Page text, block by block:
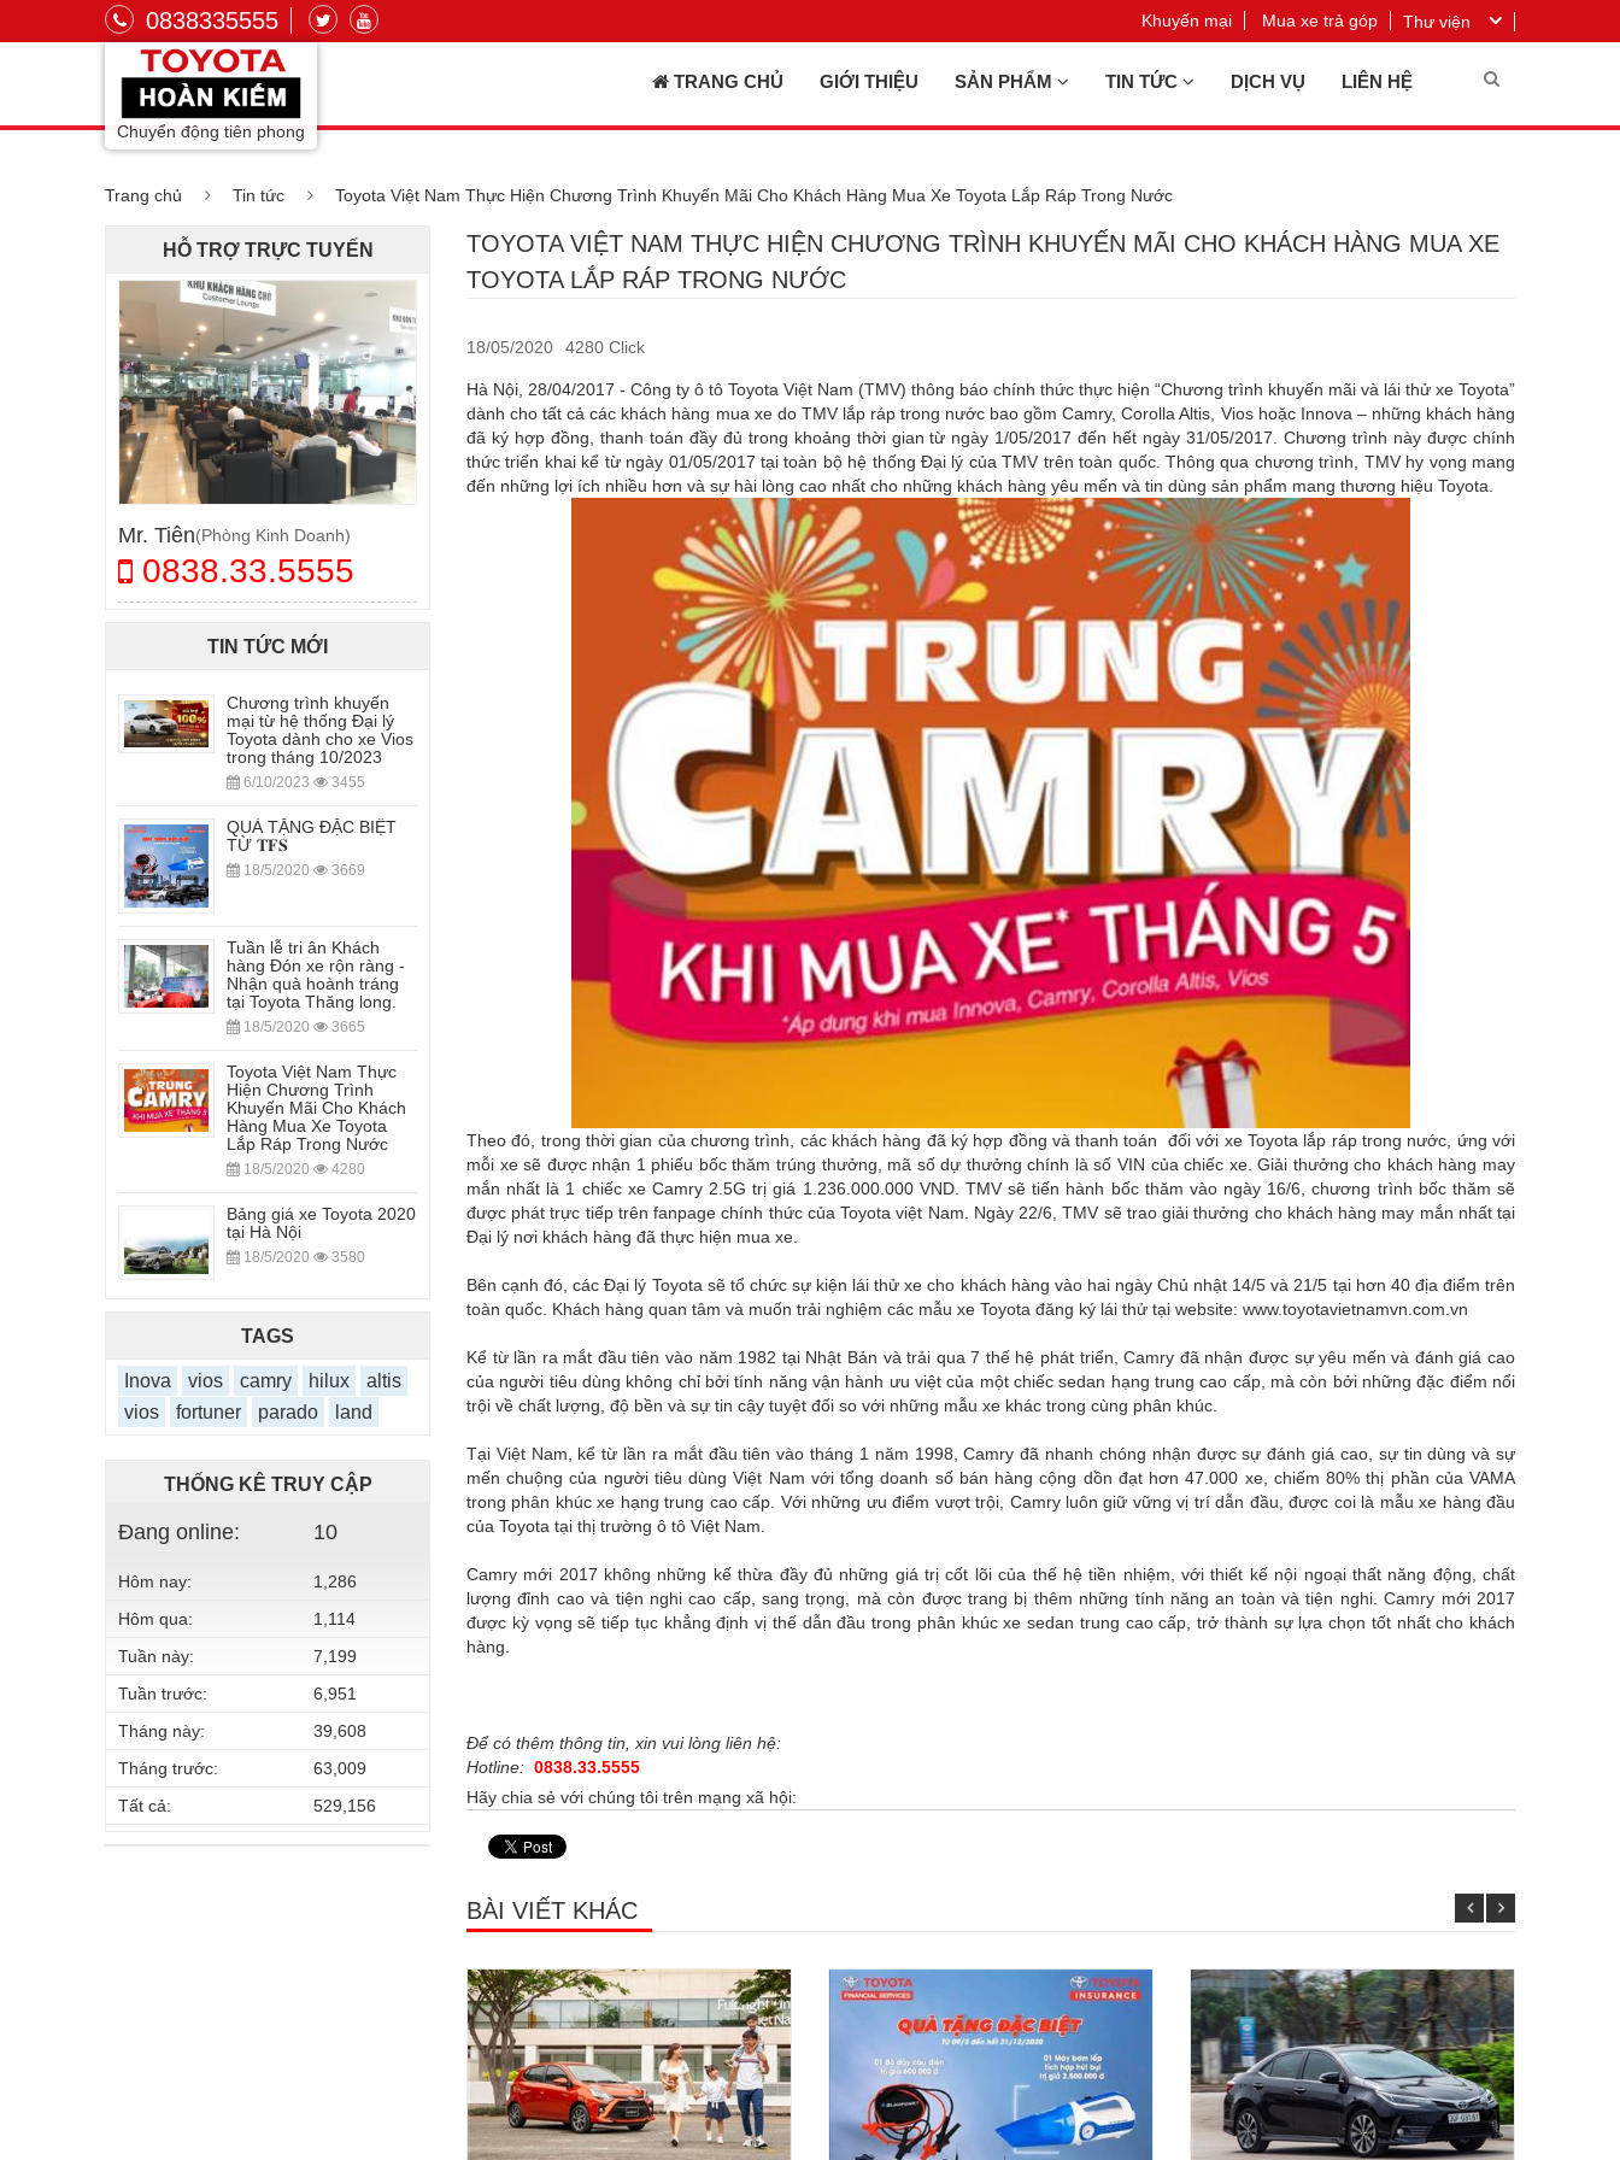
0838335555 Thư viện
Khuyến mại Mua xe trả góp
Chuyển động tiên phong
TRANG CHỦ GIỚI THIỆU SẢN PHẨM TIN TỨC DỊCH VỤ LIÊN HỆ
Trang chủ Tin tức Toyota Việt Nam Thực Hiện Chương Trình Khuyến Mãi Cho Khách Hàng Mua Xe Toyota Lắp Ráp Trong Nước
TOYOTA VIỆT NAM THỰC HIỆN CHƯƠNG TRÌNH KHUYẾN MÃI CHO KHÁCH HÀNG MUA XE
TOYOTA LẮP RÁP TRONG NƯỚC
18/05/2020 4280 Click
Hà Nội, 28/04/2017 - Công ty ô tô Toyota Việt Nam (TMV) thông báo chính thức thực hiện “Chương trình khuyến mãi và lái thử xe Toyota”
dành cho tất cả các khách hàng mua xe do TMV lắp ráp trong nước bao gồm Camry, Corolla Altis, Vios hoặc Innova – những khách hàng
đã ký hợp đồng, thanh toán đầy đủ trong khoảng thời gian từ ngày 1/05/2017 đến hết ngày 31/05/2017. Chương trình này được chính
thức triển khai kể từ ngày 01/05/2017 tại toàn bộ hệ thống Đại lý của TMV trên toàn quốc. Thông qua chương trình, TMV hy vọng mang
đến những lợi ích nhiều hơn và sự hài lòng cao nhất cho những khách hàng yêu mến và tin dùng sản phẩm mang thương hiệu Toyota.
Theo đó, trong thời gian của chương trình, các khách hàng đã ký hợp đồng và thanh toán đối với xe Toyota lắp ráp trong nước, ứng với
mỗi xe sẽ được nhận 1 phiếu bốc thăm trúng thưởng, mã số dự thưởng chính là số VIN của chiếc xe. Giải thưởng cho khách hàng may
mắn nhất là 1 chiếc xe Camry 2.5G trị giá 1.236.000.000 VND. TMV sẽ tiến hành bốc thăm vào ngày 16/6, chương trình bốc thăm sẽ
được phát trực tiếp trên fanpage chính thức của Toyota việt Nam. Ngày 22/6, TMV sẽ trao giải thưởng cho khách hàng may mắn nhất tại
Đại lý nơi khách hàng đã thực hiện mua xe.
Bên cạnh đó, các Đại lý Toyota sẽ tổ chức sự kiện lái thử xe cho khách hàng vào hai ngày Chủ nhật 14/5 và 21/5 tại hơn 40 địa điểm trên
toàn quốc. Khách hàng quan tâm và muốn trải nghiệm các mẫu xe Toyota đăng ký lái thử tại website: www.toyotavietnamvn.com.vn
Kể từ lần ra mắt đầu tiên vào năm 1982 tại Nhật Bản và trải qua 7 thế hệ phát triển, Camry đã nhận được sự yêu mến và đánh giá cao
của người tiêu dùng không chỉ bởi tính năng vận hành ưu việt của một chiếc sedan hạng trung cao cấp, mà còn bởi những đặc điểm nổi
trội về chất lượng, độ bền và sự tin cậy tuyệt đối so với những mẫu xe khác trong cùng phân khúc.
Tại Việt Nam, kể từ lần ra mắt đầu tiên vào tháng 1 năm 1998, Camry đã nhanh chóng nhận được sự đánh giá cao, sự tin dùng và sự
mến chuộng của người tiêu dùng Việt Nam với tổng doanh số bán hàng cộng dồn đạt hơn 47.000 xe, chiếm 80% thị phần của VAMA
trong phân khúc xe hạng trung cao cấp. Với những ưu điểm vượt trội, Camry luôn giữ vững vị trí dẫn đầu, được coi là mẫu xe hàng đầu
của Toyota tại thị trường ô tô Việt Nam.
Camry mới 2017 không những kế thừa đầy đủ những giá trị cốt lõi của thế hệ tiền nhiệm, với thiết kế nội ngoại thất năng động, chất
lượng đỉnh cao và tiện nghi cao cấp, sang trọng, mà còn được trang bị thêm những tính năng an toàn và tiện nghi. Camry mới 2017
được kỳ vọng sẽ tiếp tục khẳng định vị thế dẫn đầu trong phân khúc xe sedan trung cao cấp, trở thành sự lựa chọn tốt nhất cho khách
hàng.
Để có thêm thông tin, xin vui lòng liên hệ:
Hotline: 0838.33.5555
Hãy chia sẻ với chúng tôi trên mạng xã hội:
BÀI VIẾT KHÁC
HỖ TRỢ TRỰC TUYẾN
Mr. Tiên(Phòng Kinh Doanh)
0838.33.5555
TIN TỨC MỚI
Chương trình khuyến
mại từ hệ thống Đại lý
Toyota dành cho xe Vios
trong tháng 10/2023
6/10/2023 3455
QUÀ TẶNG ĐẶC BIỆT
TỪ 𝐓𝐅𝐒
18/5/2020 3669
Tuần lễ tri ân Khách
hàng Đón xe rộn ràng -
Nhận quà hoành tráng
tại Toyota Thăng long.
18/5/2020 3665
Toyota Việt Nam Thực
Hiện Chương Trình
Khuyến Mãi Cho Khách
Hàng Mua Xe Toyota
Lắp Ráp Trong Nước
18/5/2020 4280
Bảng giá xe Toyota 2020
tại Hà Nội
18/5/2020 3580
TAGS
Inova vios camry hilux
altis
vios
fortuner parado land
THỐNG KÊ TRUY CẬP
Đang online: 10
Hôm nay:
1,286
Hôm qua:
1,114
Tuần này:
7,199
Tuần trước:
6,951
Tháng này:
39,608
Tháng trước:
63,009
Tất cả:
529,156